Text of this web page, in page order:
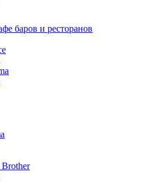
баров и ресторанов
Brother